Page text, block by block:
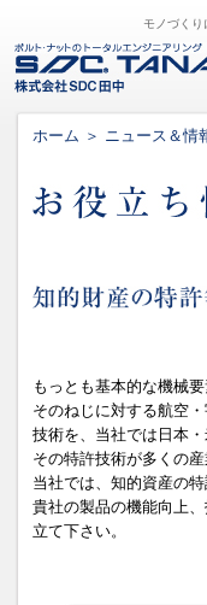
モノづくり
ホーム ＞ ニュース＆情
もっとも基本的な機械要
そのねじに対する航空
技術を、当社では日本
その特許技術が多くの
当社では、知的資産の
貴社の製品の機能向上
立て下さい。